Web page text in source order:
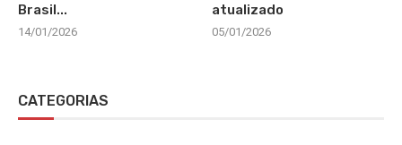
Brasil...
14/01/2026
atualizado
05/01/2026
CATEGORIAS